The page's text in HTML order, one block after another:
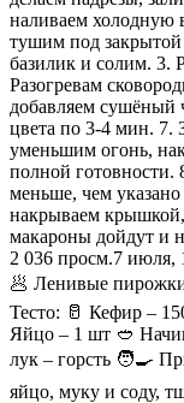
наливаем холодную
тушим под
базилик и солим. 3.
Разогревам
добавляем сушёный
цвета по 3-4 мин. 7.
уменьшим огонь,
полной
меньше, чем
накрываем
макароны дойдут и
2 036 просм.7 июля,
🥟 Ленивые
Тесто: 🥛 Кефир –
Яйцо – 1 шт 🥙
лук – горсть 🧑‍🍳
яйцо, муку и соду,